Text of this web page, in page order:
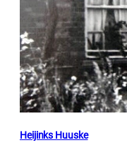
Heijinks Huuske